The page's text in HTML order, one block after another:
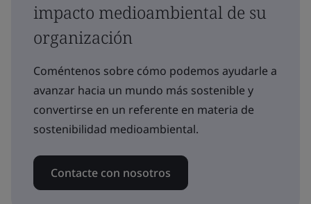
impacto medioambiental de su
organización
Coméntenos sobre cómo podemos ayudarle a
avanzar hacia un mundo más sostenible y
convertirse en un referente en materia de
sostenibilidad medioambiental.
Contacte con nosotros